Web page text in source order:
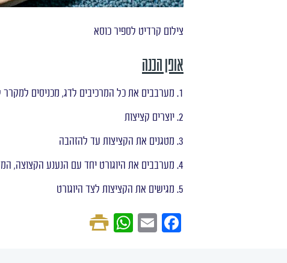
צילום קרדיט לספיר כוסא
אופן הכנה
1. מערבבים את כל המרכיבים לדג, מכניסים למקרר לחצי שעה
2. יוצרים קציצות
3. מטגנים את הקציצות עד להזהבה
4. מערבבים את היוגורט יחד עם הנענע הקצוצה, המלח והלימון
5. מגישים את הקציצות לצד היוגורט
F
E
W